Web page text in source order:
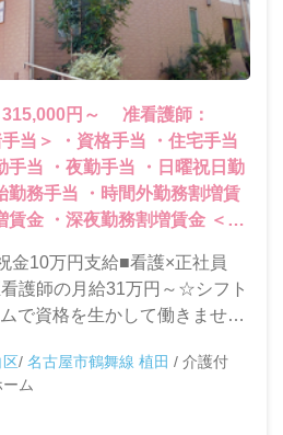
315,000円～ 准看護師：
手当 ・夜勤手当 ・日曜祝日勤
勤務手当 ・時間外勤務割増賃
金 ・深夜勤務割増賃金 ＜そ
金10万円支給■看護×正社員
護師の月給31万円～☆シフト
で資格を生かして働きません
区/ 名古屋市鶴舞線 植田 / 介護付
ム